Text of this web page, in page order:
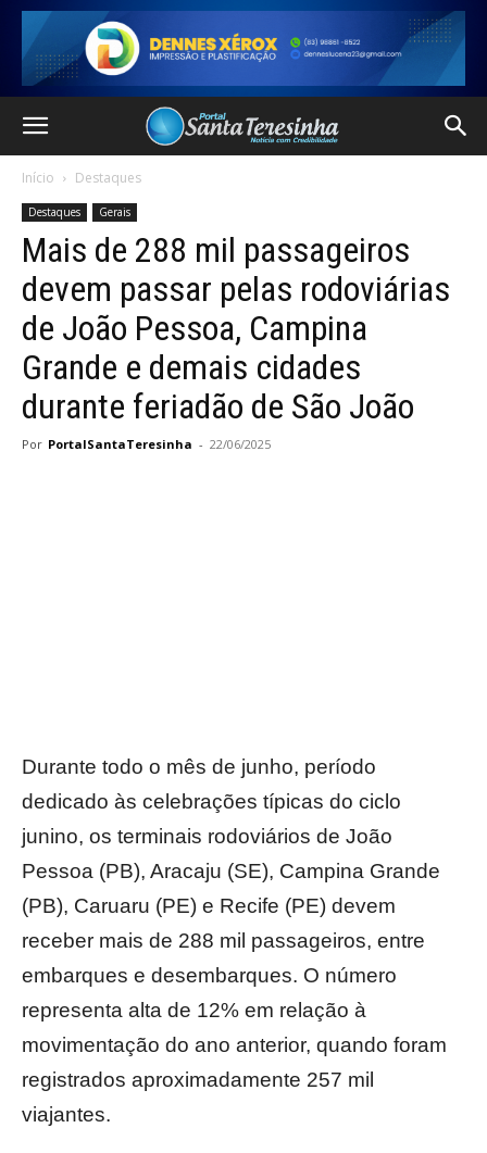
Início Destaques
Destaques Gerais
Mais de 288 mil passageiros
devem passar pelas rodoviárias
de João Pessoa, Campina
Grande e demais cidades
durante feriadão de São João
Por PortalSantaTeresinha - 22/06/2025
Durante todo o mês de junho, período
dedicado às celebrações típicas do ciclo
junino, os terminais rodoviários de João
Pessoa (PB), Aracaju (SE), Campina Grande
(PB), Caruaru (PE) e Recife (PE) devem
receber mais de 288 mil passageiros, entre
embarques e desembarques. O número
representa alta de 12% em relação à
movimentação do ano anterior, quando foram
registrados aproximadamente 257 mil
viajantes.